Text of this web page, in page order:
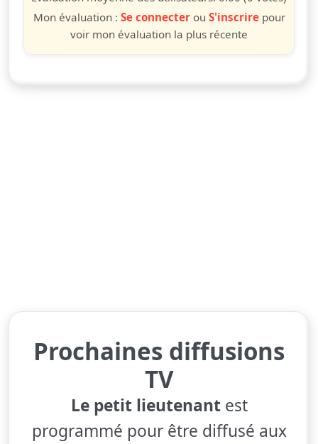
Mon évaluation : Se connecterou S'inscrirepour
voir mon évaluation la plus récente
Prochaines diffusions
TV
Le petit lieutenantest
programmé pour être diffusé aux